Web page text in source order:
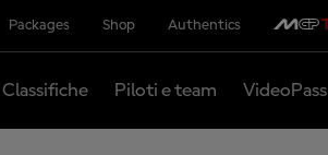
Packages Shop Authentics
Classifiche Piloti e team VideoPass